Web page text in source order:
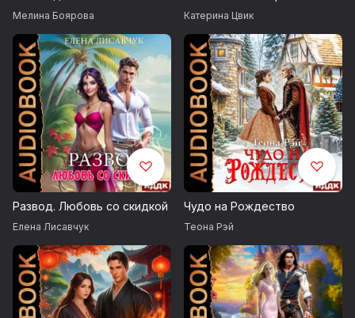
Мелина Боярова Катерина Цвик
Развод. Любовь со скидкой
Елена Лисавчук
Чудо на Рождество
Теона Рэй